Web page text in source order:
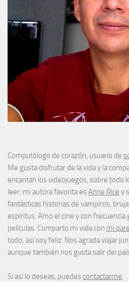
Computólogo de corazón, usuario de
Me gusta disfrutar de la vida y la
encantan los videojuegos, sobre todo
leer, mi autora favorita esAnne Rice y
fantásticas historias de vampiros,
espíritus. Amo el cine y con frecuencia
películas. Comparto mi vida con mi
todo; así soy feliz. Nos agrada viajar
aunque también nos gusta salir del
Si así lo deseas, puedes contactarme.